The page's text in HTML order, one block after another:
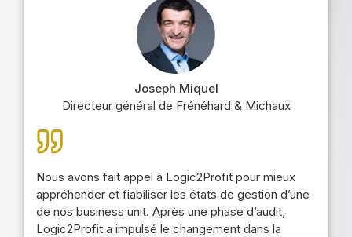
Joseph Miquel
Directeur général de Frénéhard & Michaux
Nous avons fait appel à Logic2Profit pour mieux
appréhender et fiabiliser les états de gestion d’une
de nos business unit. Après une phase d’audit,
Logic2Profit a impulsé le changement dans la